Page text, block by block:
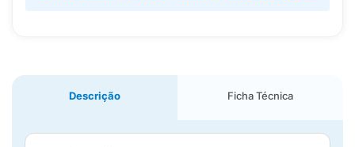
Descrição Ficha Técnica